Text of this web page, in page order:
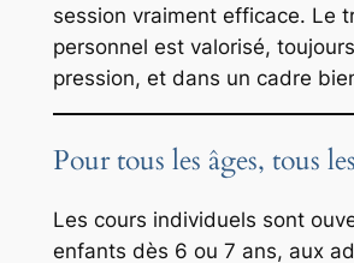
session vraiment efficace. Le
personnel est valorisé,
pression, et dans un cadre
Pour tous les âges, tous
Les cours individuels sont
enfants dès 6 ou 7 ans, aux